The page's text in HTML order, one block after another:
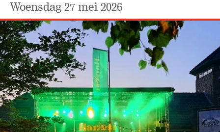
woensdag 27 mei 2026